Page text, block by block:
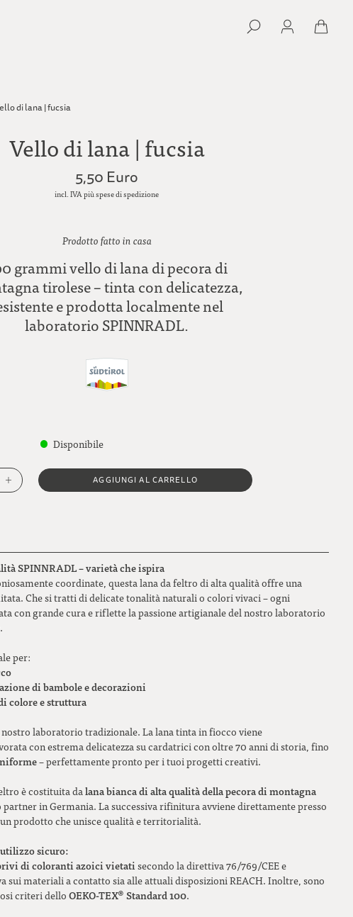
di lana | fucsia
Vello di lana | fucsia
5,50 Euro
incl. IVA più spese di spedizione
Prodotto fatto in casa
grammi vello di lana di pecora di
tirolese – tinta con delicatezza,
e prodotta localmente nel
laboratorio SPINNRADL.
Disponibile
AGGIUNGI AL CARRELLO
SPINNRADL – varietà che ispira
coordinate, questa lana da feltro di alta qualità offre una
Che si tratti di delicate tonalità naturali o colori vivaci – ogni
con grande cura e riflette la passione artigianale del nostro laboratorio
per:
di bambole e decorazioni
colore e struttura
nostro laboratorio tradizionale. La lana tinta in fiocco viene
con estrema delicatezza su cardatrici con oltre 70 anni di storia, fino
– perfettamente pronto per i tuoi progetti creativi.
è costituita dalana bianca di alta qualità della pecora di montagna
partner in Germania. La successiva rifinitura avviene direttamente presso
prodotto che unisce qualità e territorialità.
sicuro:
di coloranti azoici vietatisecondo la direttiva 76/769/CEE e
sui materiali a contatto sia alle attuali disposizioni REACH. Inoltre, sono
criteri delloOEKO-TEX® Standard 100.